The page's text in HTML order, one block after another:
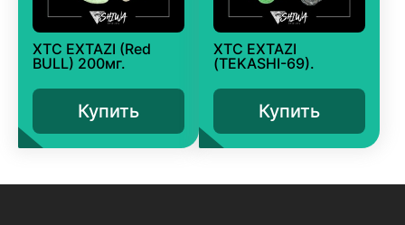
XTC EXTAZI (Red
BULL) 200мг.
Купить
XTC EXTAZI
(TEKASHI-69).
Купить